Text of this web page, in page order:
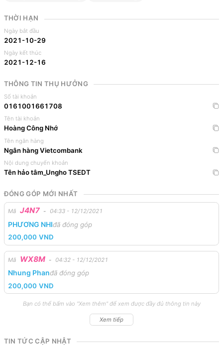
THỜI HẠN
Ngày bắt đầu
2021-10-29
Ngày kết thúc
2021-12-16
THÔNG TIN THỤ HƯỞNG
Số tài khoản
0161001661708
Tên tài khoản
Hoàng Công Nhớ
Tên ngân hàng
Ngân hàng Vietcombank
Nội dung chuyển khoản
Tên hảo tâm_Ungho TSEDT
ĐÓNG GÓP MỚI NHẤT
Mã J4N7 - 04:33 - 12/12/2021
PHƯƠNG NHIđã đóng góp
200,000 VND
Mã WX8M - 04:32 - 12/12/2021
Nhung Phanđã đóng góp
200,000 VND
Bạn có thể bấm vào "Xem thêm" để xem được đầy đủ thông tin này
Xem tiếp
TIN TỨC CẬP NHẬT